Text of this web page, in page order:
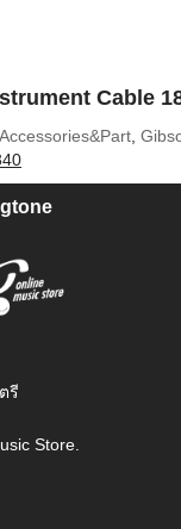
Cable
Accessories&Part,
Current
price
is:
รี
Store.